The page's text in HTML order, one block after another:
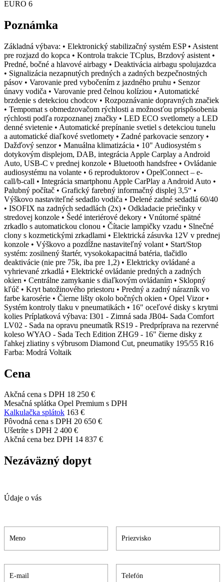
EURO 6
Poznámka
Základná výbava: • Elektronický stabilizačný systém ESP • Asistent
pre rozjazd do kopca • Kontrola trakcie TCplus, Brzdový asistent •
Predné, bočné a hlavové airbagy • Deaktivácia airbagu spolujazdca
• Signalizácia nezapnutých predných a zadných bezpečnostných
pásov • Varovanie pred vybočením z jazdného pruhu • Senzor
únavy vodiča • Varovanie pred čelnou kolíziou • Automatické
brzdenie s detekciou chodcov • Rozpoznávanie dopravných značiek
• Tempomat s obmedzovačom rýchlosti a možnosťou prispôsobenia
rýchlosti podľa rozpoznanej značky • LED ECO svetlomety a LED
denné svietenie • Automatické prepínanie svetiel s detekciou tunelu
a automatické diaľkové svetlomety • Zadné parkovacie senzory •
Dažďový senzor • Manuálna klimatizácia • 10" Audiosystém s
dotykovým displejom, DAB, integrácia Apple Carplay a Android
Auto, USB-C v prednej konzole • Bluetooth handsfree • Ovládanie
audiosystému na volante • 6 reproduktorov • OpelConnect – e-
call/b-call • Integrácia smartphonu Apple CarPlay a Android Auto •
Palubný počítač • Grafický farebný informačný displej 3,5“ •
Výškovo nastaviteľné sedadlo vodiča • Delené zadné sedadlá 60/40
• ISOFIX na zadných sedadlách (2x) • Odkladacie priečinky v
stredovej konzole • Šedé interiérové dekory • Vnútorné spätné
zrkadlo s automatickou clonou • Čítacie lampičky vzadu • Slnečné
clony s kozmetickými zrkadlami • Elektrická zásuvka 12V v prednej
konzole • Výškovo a pozdĺžne nastaviteľný volant • Start/Stop
systém: zosilnený štartér, vysokokapacitná batéria, tlačidlo
deaktivácie (nie pre 75k, iba pre 1,2) • Elektricky ovládané a
vyhrievané zrkadlá • Elektrické ovládanie predných a zadných
okien • Centrálne zamykanie s diaľkovým ovládaním • Sklopný
kľúč • Kryt batožinového priestoru • Predný a zadný nárazník vo
farbe karosérie • Čierne lišty okolo bočných okien • Opel Vizor •
Systém kontroly tlaku v pneumatikách • 16" oceľové disky s krytmi
kolies Príplatková výbava: I301 - Zimná sada JB04- Sada Comfort
LV02 - Sada na opravu pneumatík RS19 - Predpríprava na rezervné
koleso WYAO - Sada Tech Edition ZHG9 - 16" čierne disky z
ľahkej zliatiny s výbrusom Diamond Cut, pneumatiky 195/55 R16
Farba: Modrá Voltaik
Cena
Akčná cena s DPH 18 250 €
Mesačná splátka Opel Premium s DPH
Kalkulačka splátok 163 €
Pôvodná cena s DPH 20 650 €
Ušetríte s DPH 2 400 €
Akčná cena bez DPH 14 837 €
Nezáväzný dopyt
Údaje o vás